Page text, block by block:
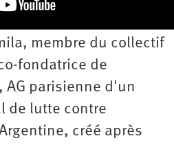
membre du collectif
fondatrice de
AG parisienne d'un
de lutte contre
créé après